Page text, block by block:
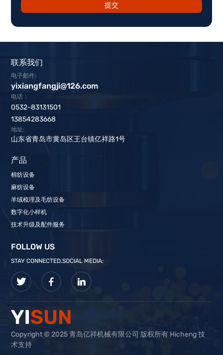
提交
联系我们
电子邮件:
yixiangfangji@126.com
电话：
0532-83131501
13854283668
地址:
山东省青岛市黄岛区王台镇亿祥路1号
产品
棉纺设备
麻纺设备
羊绒梳理及毛纺设备
数字化小样机
技术升级及配件服务
FOLLOW US
STAY CONNECTED,SOCIAL MEDIA:
Copyright © 2025 青岛亿祥机械有限公司 版权所有 Hicheng 技
术支持